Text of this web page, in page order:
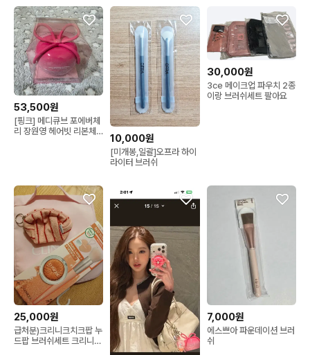
53,500원
[핑크] 메디큐브 포에버체
리 장원영 헤어빗 리본체
10,000원
[미개봉,일괄]오프라 하이
라이터 브러쉬
30,000원
3ce 메이크업 파우치 2종
이랑 브러쉬세트 팔아요
25,000원
급처분)크리니크치크팝 누
드팝 브러쉬세트 크리니크
7,000원
에스쁘아 파운데이션 브러
쉬